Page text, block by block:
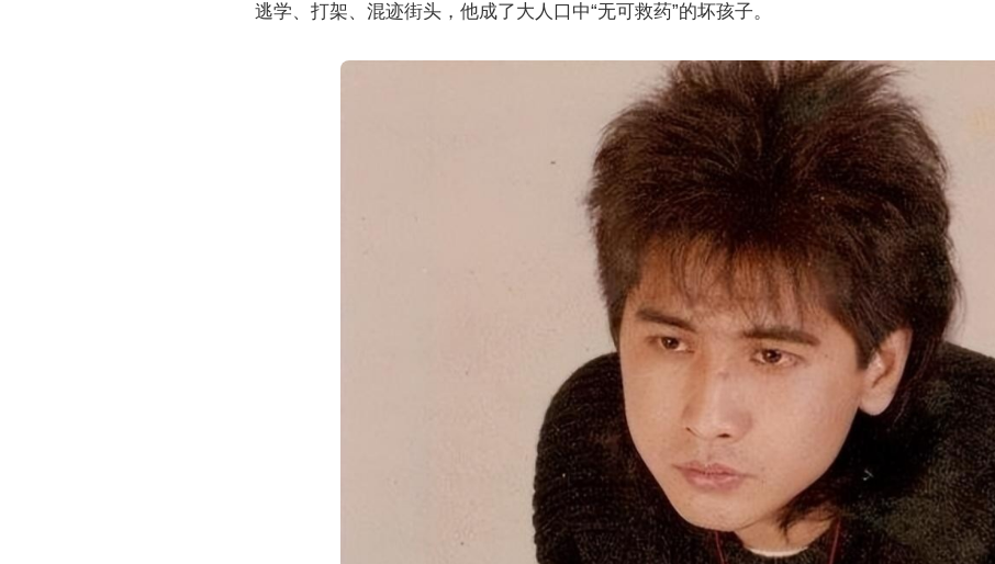
逃学、打架、混迹街头，他成了大人口中“无可救药”的坏孩子。